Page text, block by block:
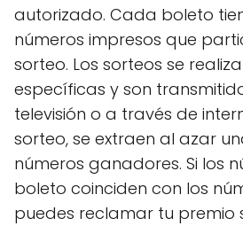
autorizado. Cada boleto
números impresos que
sorteo. Los sorteos se
específicas y son
televisión o a través de
sorteo, se extraen al azar
números ganadores. Si los
boleto coinciden con los
puedes reclamar tu premio